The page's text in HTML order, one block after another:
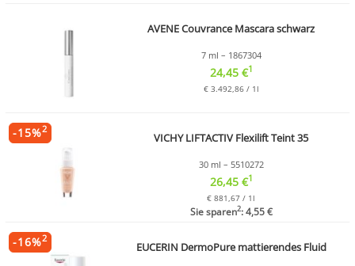
AVENE Couvrance Mascara schwarz
7 ml – 1867304
24,45 €1
€ 3.492,86 / 1l
VICHY LIFTACTIV Flexilift Teint 35
30 ml – 5510272
26,45 €1
€ 881,67 / 1l
Sie sparen2: 4,55 €
-15%2
EUCERIN DermoPure mattierendes Fluid
-16%2